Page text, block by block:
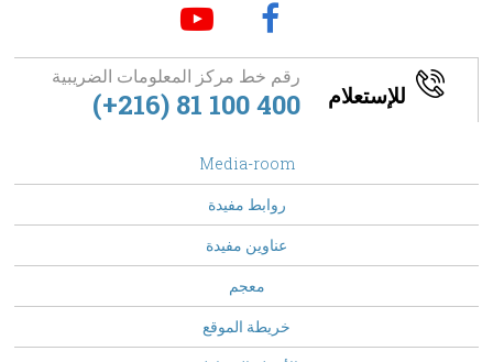
للإستعلام
رقم خط مركز المعلومات الضريبية
(+216) 81 100 400
Media-room
روابط مفيدة
عناوين مفيدة
معجم
خريطة الموقع